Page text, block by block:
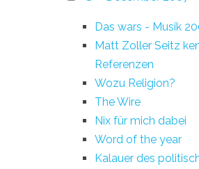
Das wars - Musik
Matt Zoller Seitz
Referenzen
Wozu Religion?
The Wire
Nix für mich dabei
Word of the year
Kalauer des